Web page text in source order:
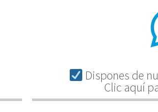
Dispones de
Clic aquí